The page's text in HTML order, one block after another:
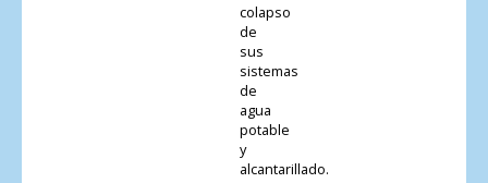
colapso
de
sus
sistemas
de
agua
potable
y
alcantarillado.